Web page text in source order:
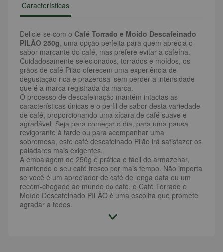
Características
Delicie-se com o Café Torrado e Moído Descafeinado
PILÃO 250g, uma opção perfeita para quem aprecia o
sabor marcante do café, mas prefere evitar a cafeína.
Cuidadosamente selecionados, torrados e moídos, os
grãos de café Pilão oferecem uma experiência de
degustação rica e prazerosa, sem perder a intensidade
que é a marca registrada da marca.
O processo de descafeinação mantém intactas as
características únicas e o perfil de sabor desta variedade
de café, proporcionando uma xícara de café suave e
agradável. Seja para começar o dia, para uma pausa
revigorante à tarde ou para acompanhar uma
sobremesa, este café descafeinado Pilão irá satisfazer os
paladares mais exigentes.
A embalagem de 250g é prática e fácil de armazenar,
mantendo o seu café fresco por mais tempo. Não importa
se você é um apreciador de café de longa data ou um
recém-chegado ao mundo do café, o Café Torrado e
Moído Descafeinado PILÃO é uma escolha que promete
agradar a todos.